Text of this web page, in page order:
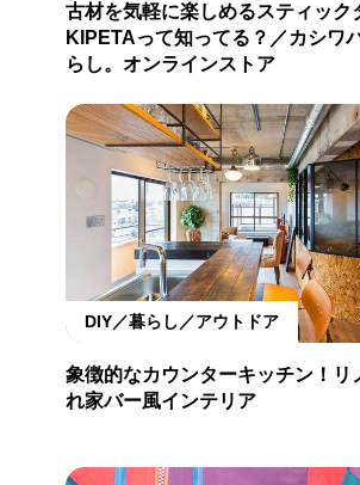
古材を気軽に楽しめるスティック
KIPETAって知ってる？／カシワ
らし。オンラインストア
DIY／暮らし／アウトドア
象徴的なカウンターキッチン！リ
れ家バー風インテリア